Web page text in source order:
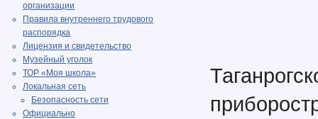
организации
Правила внутреннего трудового
распорядка
Лицензия и свидетельство
Музейный уголок
ТОР «Моя школа»
Локальная сеть
Безопасность сети
Официально